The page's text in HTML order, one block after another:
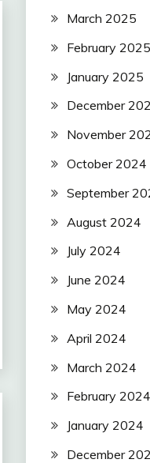
March 2025
February 2025
January 2025
December
November
October 2024
September
August 2024
July 2024
June 2024
May 2024
April 2024
March 2024
February 2024
January 2024
December